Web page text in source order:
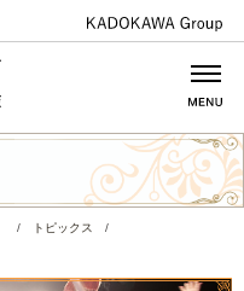
/ トピックス
/